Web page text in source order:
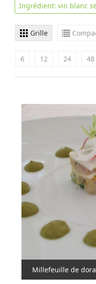
Ingrédient: vin blanc
Grille
6 12 24 48
Millefeuille de